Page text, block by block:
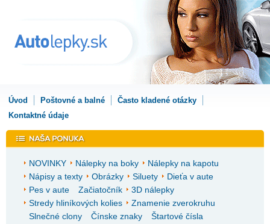
Úvod Poštovné a balné
Často kladené otázky
Kontaktné údaje
NOVINKY Nálepky na boky
Nálepky na kapotu
Nápisy a texty
Obrázky Siluety
Dieťa v aute
Pes v aute
Začiatočník
3D nálepky
Stredy hliníkových kolies
Znamenie zverokruhu
Slnečné clony
Čínske znaky Štartové čísla